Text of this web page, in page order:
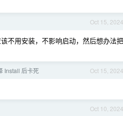
Oct 15, 2024
不用安装，不影响启动，然后想办法把
Oct 15, 2024
Install 后卡死
Oct 10, 2024